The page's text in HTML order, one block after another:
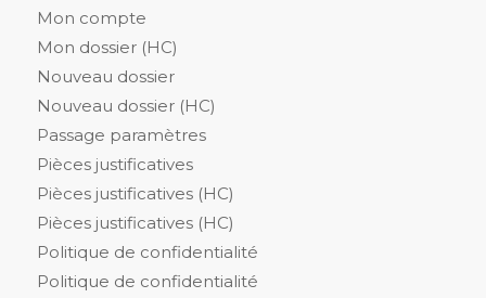
Mon compte
Mon dossier (HC)
Nouveau dossier
Nouveau dossier (HC)
Passage paramètres
Pièces justificatives
Pièces justificatives (HC)
Pièces justificatives (HC)
Politique de confidentialité
Politique de confidentialité